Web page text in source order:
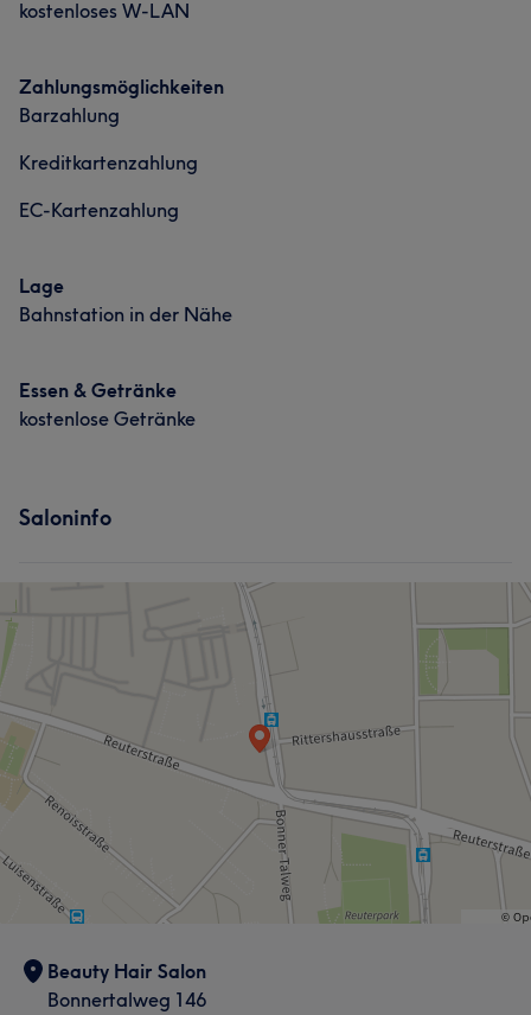
Was unsere Kunden über Nurgül sagen
kostenloses W-LAN
Zahlungsmöglichkeiten
Barzahlung
Kreditkartenzahlung
EC-Kartenzahlung
Lage
Bahnstation in der Nähe
Essen & Getränke
kostenlose Getränke
Saloninfo
Beauty Hair Salon
Bonnertalweg 146